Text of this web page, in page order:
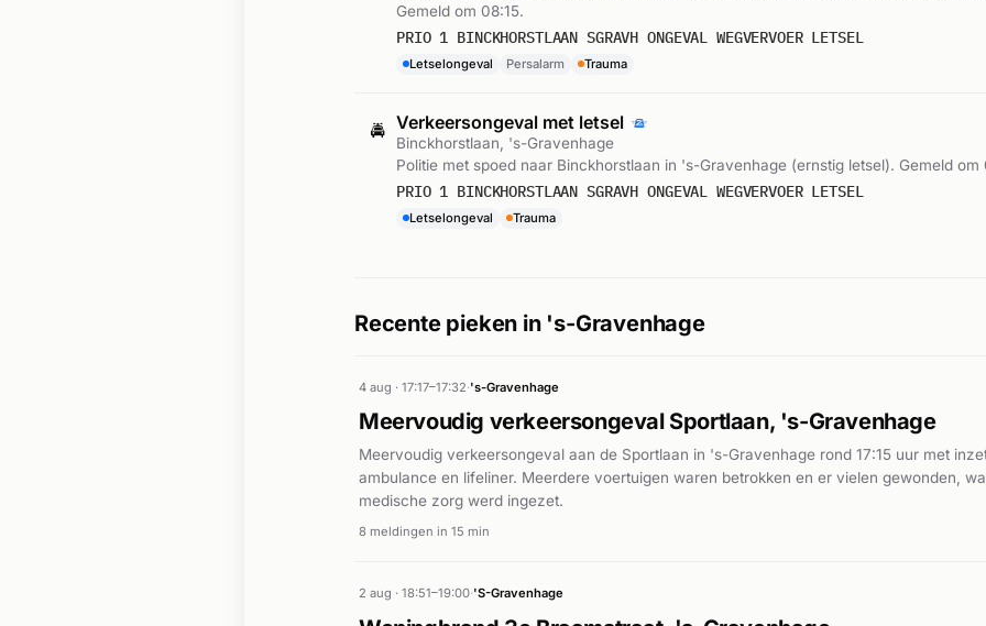
Gemeld om 08:15.
PRIO 1 BINCKHORSTLAAN SGRAVH ONGEVAL WEGVERVOER LETSEL
Letselongeval Persalarm Trauma
🚔 Verkeersongeval met letsel
Binckhorstlaan, 's-Gravenhage
Politie met spoed naar Binckhorstlaan in 's-Gravenhage (ernstig letsel). Gemeld om
PRIO 1 BINCKHORSTLAAN SGRAVH ONGEVAL WEGVERVOER LETSEL
Letselongeval Trauma
Recente pieken in 's-Gravenhage
4 aug · 17:17–17:32·'s-Gravenhage
Meervoudig verkeersongeval Sportlaan, 's-Gravenhage
Meervoudig verkeersongeval aan de Sportlaan in 's-Gravenhage rond 17:15 uur met
ambulance en lifeliner. Meerdere voertuigen waren betrokken en er vielen gewonden,
medische zorg werd ingezet.
8 meldingen in 15 min
2 aug · 18:51–19:00·'S-Gravenhage